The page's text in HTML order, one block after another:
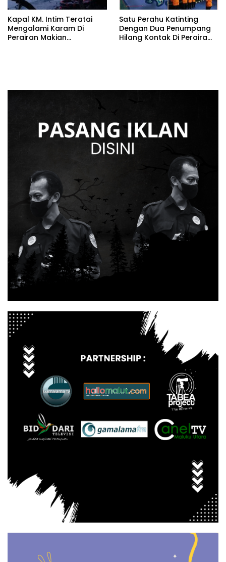
Kapal KM. Intim Teratai
Mengalami Karam Di
Perairan Makian
Satu Perahu Katinting
Dengan Dua Penumpang
Hilang Kontak Di Perairam